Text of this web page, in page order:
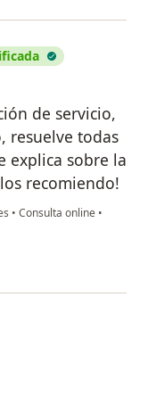
de servicio,
resuelve todas
explica sobre la
recomiendo!
• Consulta online •